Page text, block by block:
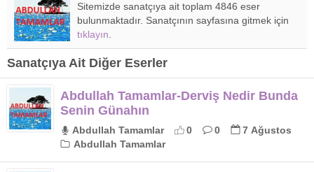
Sitemizde sanatçıya ait toplam 4846 eser
bulunmaktadır. Sanatçının sayfasına gitmek için
tıklayın
Sanatçıya Ait Diğer Eserler
Abdullah Tamamlar-Derviş Nedir Bunda
Senin Günahın
Abdullah Tamamlar 0 0
7 Ağustos
Abdullah Tamamlar